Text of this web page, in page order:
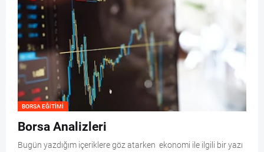
BORSA EĞITIMI
Borsa Analizleri
Bugün yazdığım içeriklere göz atarken ekonomi ile ilgili bir yazı